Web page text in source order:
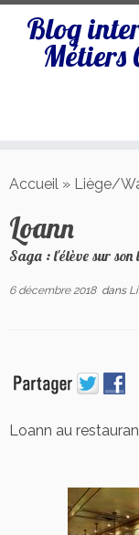
au
Blog
Métiers
Accueil » Liège/
Loann
Saga : l'élève sur son
6 décembre 2018dans
Loann au